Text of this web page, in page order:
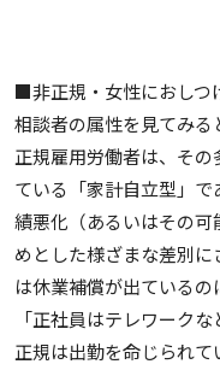
■非正規・女性におしつ
相談者の属性を見てみ
正規雇用労働者は、そ
ている「家計自立型」
績悪化（あるいはその
めとした様ざまな差別
は休業補償が出ているの
「正社員はテレワーク
正規は出勤を命じられて